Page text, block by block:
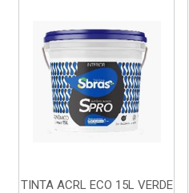
TINTA ACRL ECO 15L VERDE